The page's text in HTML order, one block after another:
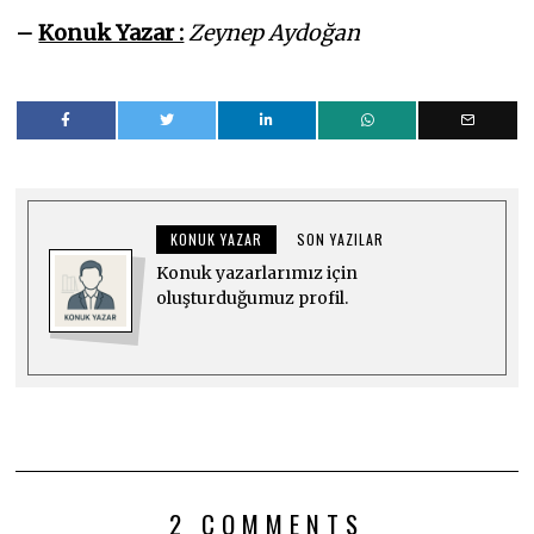
– Konuk Yazar :Zeynep Aydoğan
KONUK YAZAR SON YAZILAR
Konuk yazarlarımız için
oluşturduğumuz profil.
2 COMMENTS